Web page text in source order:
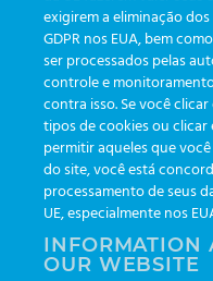
exigirem a eliminação
GDPR nos EUA, bem
ser processados pelas
controle e
contra isso. Se você
tipos de cookies ou clicar
permitir aqueles que
do site, você está
processamento de seus
UE, especialmente nos
INFORMATION
OUR WEBSITE